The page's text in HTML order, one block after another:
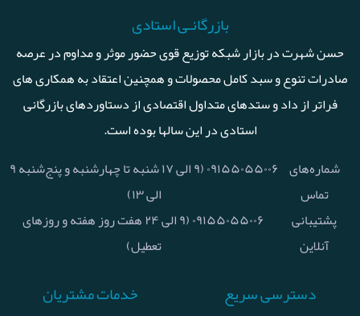
بازرگانـی استادی
حسن شهرت در بازار شبکه توزیع قوی حضور موثر و مداوم در عرصه
صادرات تنوع و سبد کامل محصولات و همچنین اعتقاد به همکاری های
فراتر از داد و ستدهای متداول اقتصادی از دستاوردهای بازرگانی
استادی در این سالها بوده است.
شماره‌های
تماس
۰۹۱۵۵۰۵۵۰۰۶ (۹ الی ۱۷ شنبه تا چهارشنبه و پنج‌شنبه ۹
الی ۱۳)
پشتیبانی
آنلاین
۰۹۱۵۵۰۵۵۰۰۶ (۹ الی ۲۴ هفت روز هفته و روزهای
تعطیل)
دسترسی سریع خدمات مشتریان